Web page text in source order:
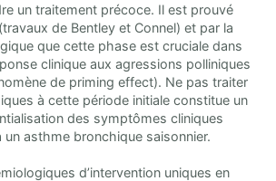
un traitement précoce. Il est prouvé
de Bentley et Connel) et par la
que cette phase est cruciale dans
clinique aux agressions polliniques
de priming effect). Ne pas traiter
à cette période initiale constitue un
des symptômes cliniques
asthme bronchique saisonnier.
d’intervention uniques en